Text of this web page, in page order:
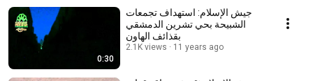
0:30
جيش الإسلام: استهداف تجمعات
الشبيحة بحي تشرين الدمشقي
بقذائف الهاون
2.1K views 11 years ago